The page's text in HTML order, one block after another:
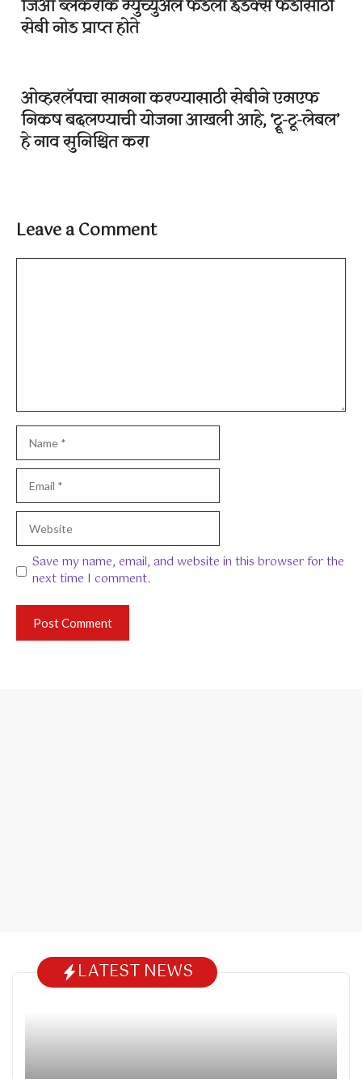
जिओ ब्लॅकरॉक म्युच्युअल फंडला इंडेक्स फंडासाठी
सेबी नोड प्राप्त होते
ओव्हरलॅपचा सामना करण्यासाठी सेबीने एमएफ
निकष बदलण्याची योजना आखली आहे, ‘ट्रू-टू-लेबल’
हे नाव सुनिश्चित करा
Leave a Comment
Comment
Name
Email
Website
Save my name, email, and website in this browser for the
next time I comment.
LATEST NEWS